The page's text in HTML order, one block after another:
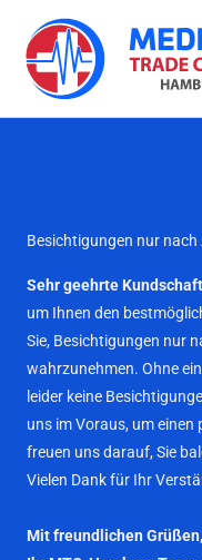
Inhalt
springen
Besichtigungen nur nach
Sehr geehrte
um Ihnen den
Sie, Besichtigungen nur
wahrzunehmen. Ohne
leider keine
uns im Voraus, um einen
freuen uns darauf, Sie
Vielen Dank für Ihr
Mit freundlichen Grüßen,